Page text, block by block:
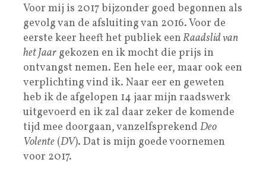
Voor mij is 2017 bijzonder goed begonnen als
gevolg van de afsluiting van 2016. Voor de
eerste keer heeft het publiek eenRaadslid van
het Jaar gekozen en ik mocht die prijs in
ontvangst nemen. Een hele eer, maar ook een
verplichting vind ik. Naar eer en geweten
heb ik de afgelopen 14 jaar mijn raadswerk
uitgevoerd en ik zal daar zeker de komende
tijd mee doorgaan, vanzelfsprekend Deo
Volente (DV). Dat is mijn goede voornemen
voor 2017.